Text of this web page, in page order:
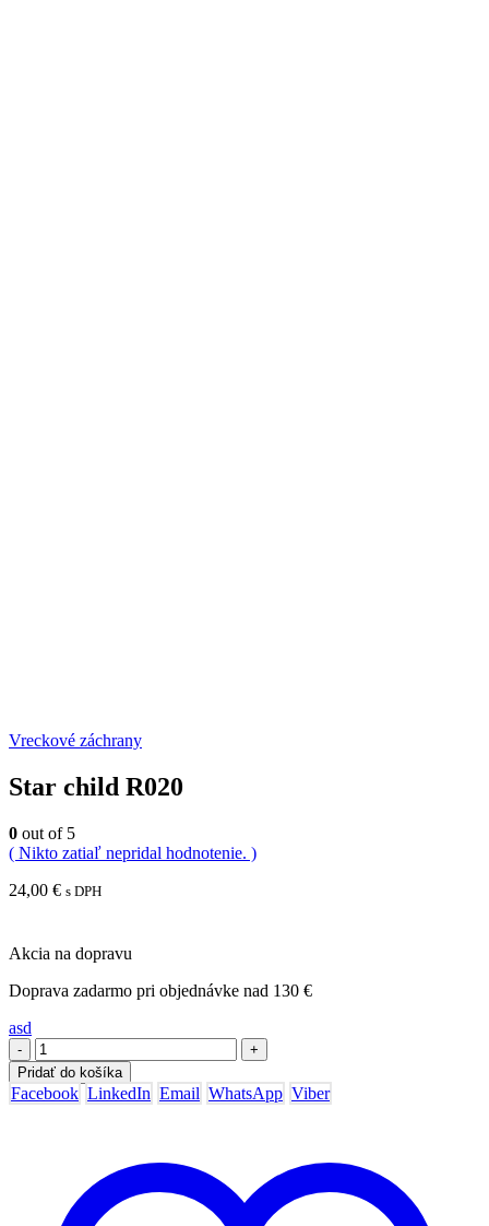
Vreckové záchrany
Star child R020
0 out of 5
( Nikto zatiaľ nepridal hodnotenie. )
24,00 € s DPH
Akcia na dopravu
Doprava zadarmo pri objednávke nad 130 €
asd
-
+
Pridať do košíka
Facebook LinkedIn Email WhatsApp Viber